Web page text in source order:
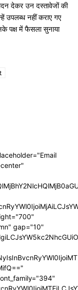
देकर उन दस्तावेजों की
उपलब्ध नहीं कराए गए
पक्ष में फैसला सुनाया
gap="10"